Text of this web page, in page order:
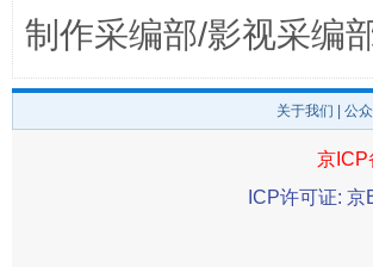
制作采编部/影视采编
关于我们 公
京ICP
ICP许可证: